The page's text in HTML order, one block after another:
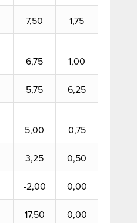
7,50 1,75
6,75 1,00
5,75 6,25
5,00 0,75
3,25 0,50
-2,00 0,00
17,50 0,00